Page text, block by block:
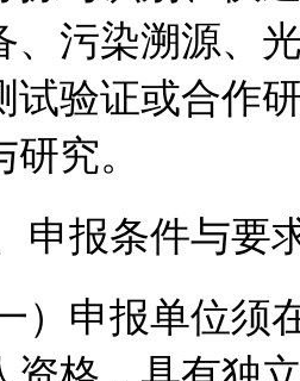
、污染溯源、
试验证或合作
研究。
申报条件与要
一）申报单位